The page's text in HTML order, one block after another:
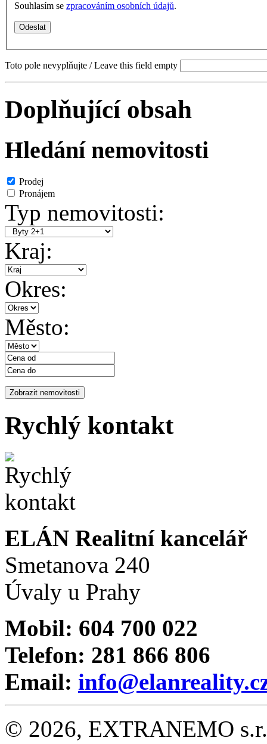
Souhlasím se zpracováním osobních údajů.
Toto pole nevyplňujte / Leave this field empty
Doplňující obsah
Hledání nemovitosti
Prodej
Pronájem
Typ nemovitosti:
Kraj:
Okres:
Město:
Rychlý kontakt
ELÁN Realitní kancelář
Smetanova 240
Úvaly u Prahy
Mobil: 604 700 022
Telefon: 281 866 806
Email:
© 2026, EXTRANEMO